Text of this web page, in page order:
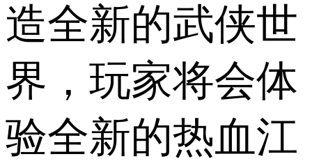
造全新的武侠世
界，玩家将会体
验全新的热血江